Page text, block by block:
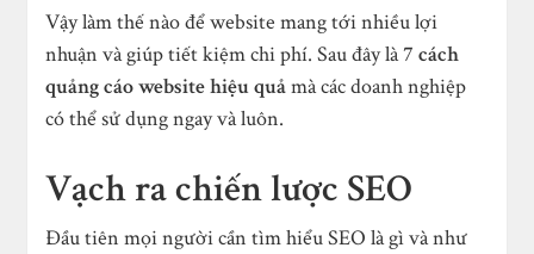
Vậy làm thế nào để website mang tới nhiều lợi
nhuận và giúp tiết kiệm chi phí. Sau đây là7 cách
quảng cáo website hiệu quảmà các doanh nghiệp
có thể sử dụng ngay và luôn.
Vạch ra chiến lược SEO
Đầu tiên mọi người cần tìm hiểu SEO là gì và như